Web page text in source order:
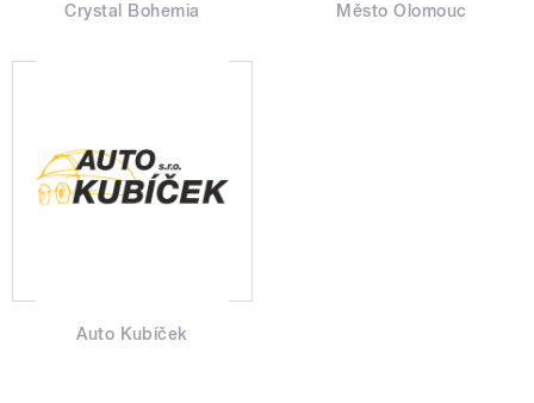
Crystal Bohemia Město Olomouc
Auto Kubíček